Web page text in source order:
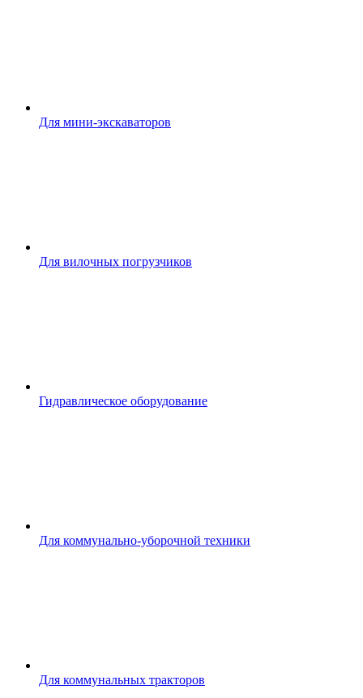
Для мини-экскаваторов
Для вилочных погрузчиков
Гидравлическое оборудование
Для коммунально-уборочной техники
Для коммунальных тракторов